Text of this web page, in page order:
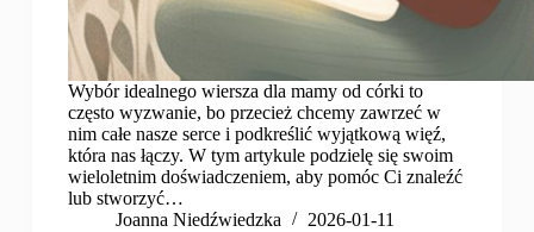
Wybór idealnego wiersza dla mamy od córki to
często wyzwanie, bo przecież chcemy zawrzeć w
nim całe nasze serce i podkreślić wyjątkową więź,
która nas łączy. W tym artykule podzielę się swoim
wieloletnim doświadczeniem, aby pomóc Ci znaleźć
lub stworzyć…
Joanna Niedźwiedzka
2026-01-11